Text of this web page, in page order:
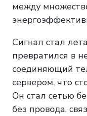
между
Сигнал стал
превратился в
соединяющий
сервером, что
Он стал сетью
без провода,